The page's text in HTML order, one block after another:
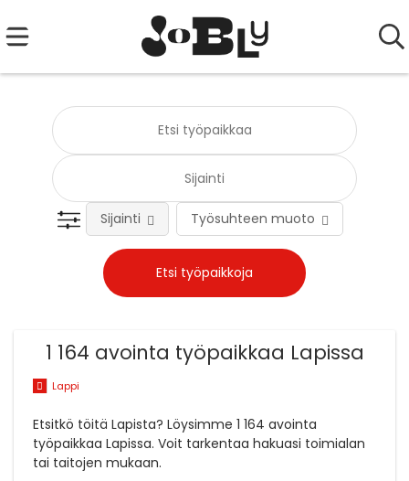
Työsuhteen muoto
Sijainti
1 164 avointa työpaikkaa Lapissa
Lappi
Etsitkö töitä Lapista? Löysimme 1 164 avointa
työpaikkaa Lapissa. Voit tarkentaa hakuasi toimialan
tai taitojen mukaan.